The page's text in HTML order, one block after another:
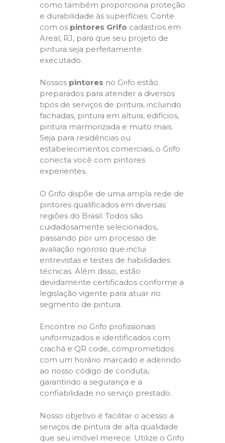
como também proporciona proteção
e durabilidade às superfícies. Conte
com os pintores Grifo cadastros em
Areal, RJ, para que seu projeto de
pintura seja perfeitamente
executado.
Nossos pintores no Grifo estão
preparados para atender a diversos
tipos de serviços de pintura, incluindo
fachadas, pintura em altura, edifícios,
pintura marmorizada e muito mais.
Seja para residências ou
estabelecimentos comerciais, o Grifo
conecta você com pintores
experientes.
O Grifo dispõe de uma ampla rede de
pintores qualificados em diversas
regiões do Brasil. Todos são
cuidadosamente selecionados,
passando por um processo de
avaliação rigoroso que inclui
entrevistas e testes de habilidades
técnicas. Além disso, estão
devidamente certificados conforme a
legislação vigente para atuar no
segmento de pintura.
Encontre no Grifo profissionais
uniformizados e identificados com
crachá e QR code, comprometidos
com um horário marcado e aderindo
ao nosso código de conduta,
garantindo a segurança e a
confiabilidade no serviço prestado.
Nosso objetivo é facilitar o acesso a
serviços de pintura de alta qualidade
que seu imóvel merece. Utilize o Grifo